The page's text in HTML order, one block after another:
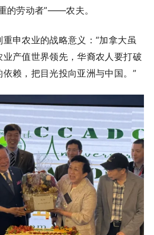
的劳动者”——农夫。
申农业的战略意义：“加拿大虽
产值世界领先，华裔农人要打破
依赖，把目光投向亚洲与中国。”